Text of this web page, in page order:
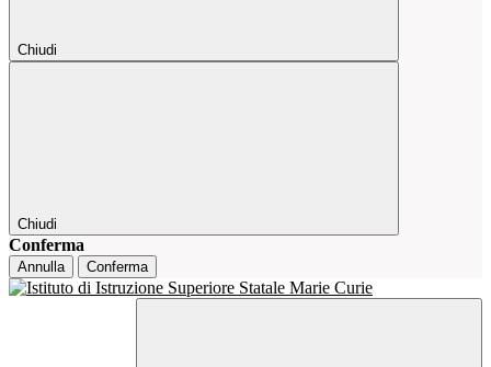
Chiudi
Chiudi
Conferma
Annulla Conferma